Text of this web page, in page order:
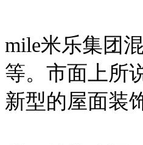
mile米乐集团
等。市面上所
新型的屋面装